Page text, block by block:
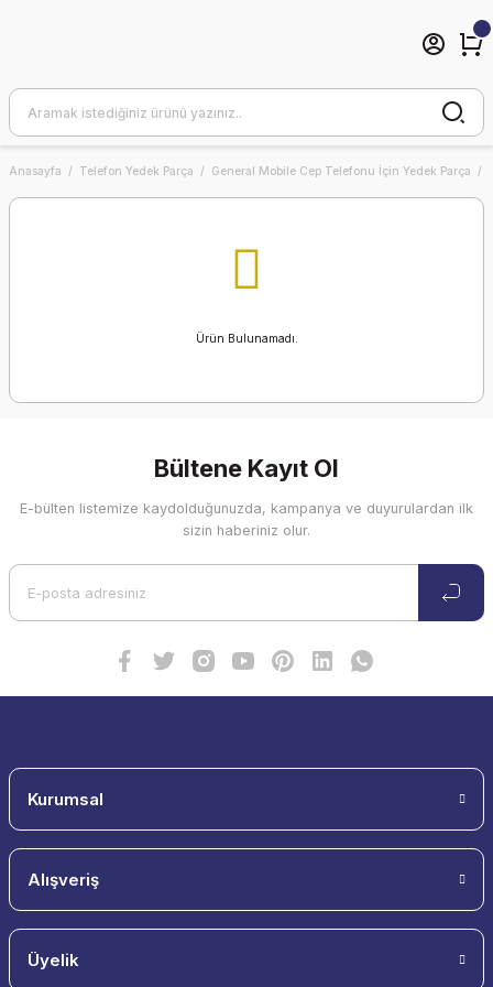
Anasayfa Telefon Yedek Parça General Mobile Cep Telefonu İçin Yedek Parça
Ürün Bulunamadı.
Bültene Kayıt Ol
E-bülten listemize kaydolduğunuzda, kampanya ve duyurulardan ilk
sizin haberiniz olur.
Kurumsal
Alışveriş
Üyelik